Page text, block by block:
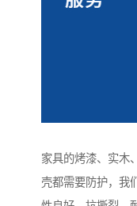
家具的烤漆、实木
壳都需要防护，我